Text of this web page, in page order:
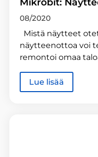
08/2020
Mistä näytteet
näytteenottoa voi
remontoi omaa
Lue lisää